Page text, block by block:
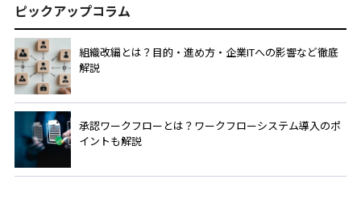
ピックアップコラム
組織改編とは？目的・進め方・企業ITへの影響など徹底
解説
承認ワークフローとは？ワークフローシステム導入のポ
イントも解説